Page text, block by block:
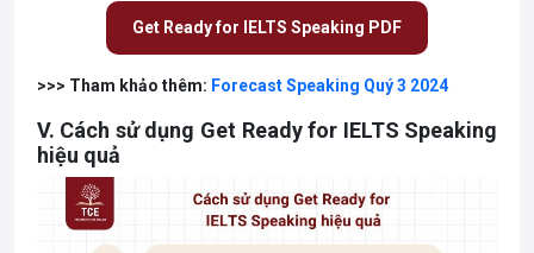
Get Ready for IELTS Speaking PDF
>>> Tham khảo thêm: Forecast Speaking Quý 3 2024
V. Cách sử dụng Get Ready for IELTS Speaking
hiệu quả